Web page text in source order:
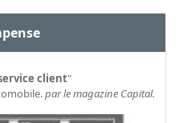
client"
par le magazine Capital.